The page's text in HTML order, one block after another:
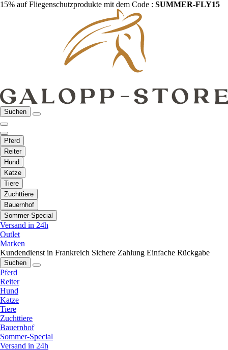
15% auf Fliegenschutzprodukte mit dem Code : SUMMER-FLY15
Suchen
Pferd
Reiter
Hund
Katze
Tiere
Zuchttiere
Bauernhof
Sommer-Special
Versand in 24h
Outlet
Marken
Kundendienst in Frankreich Sichere Zahlung Einfache Rückgabe
Suchen
Pferd
Reiter
Hund
Katze
Tiere
Zuchttiere
Bauernhof
Sommer-Special
Versand in 24h